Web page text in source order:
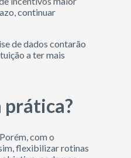
continuar
de dados contarão
a ter mais
prática?
com o
flexibilizar rotinas